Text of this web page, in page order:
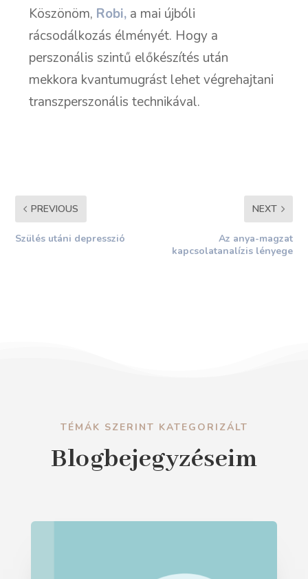
Köszönöm, Robi, a mai újbóli
rácsodálkozás élményét. Hogy a
perszonális szintű előkészítés után
mekkora kvantumugrást lehet végrehajtani
transzperszonális technikával.
PREVIOUS
Szülés utáni depresszió
NEXT
Az anya-magzat
kapcsolatanalízis lényege
TÉMÁK SZERINT KATEGORIZÁLT
Blogbejegyzéseim